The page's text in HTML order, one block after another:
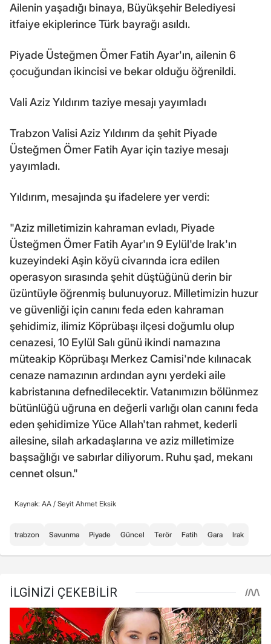
Ailenin yaşadığı binaya, Büyükşehir Belediyesi
itfaiye ekiplerince Türk bayrağı asıldı.
Piyade Üsteğmen Ömer Fatih Ayar'ın, ailenin 6
çocuğundan ikincisi ve bekar olduğu öğrenildi.
Vali Aziz Yıldırım taziye mesajı yayımladı
Trabzon Valisi Aziz Yıldırım da şehit Piyade
Üsteğmen Ömer Fatih Ayar için taziye mesajı
yayımladı.
Yıldırım, mesajında şu ifadelere yer verdi:
"Aziz milletimizin kahraman evladı, Piyade
Üsteğmen Ömer Fatih Ayar'ın 9 Eylül'de Irak'ın
kuzeyindeki Aşin köyü civarında icra edilen
operasyon sırasında şehit düştüğünü derin bir
üzüntüyle öğrenmiş bulunuyoruz. Milletimizin huzur
ve güvenliği için canını feda eden kahraman
şehidimiz, ilimiz Köprübaşı ilçesi doğumlu olup
cenazesi, 10 Eylül Salı günü ikindi namazına
müteakip Köprübaşı Merkez Camisi'nde kılınacak
cenaze namazının ardından aynı yerdeki aile
kabristanına defnedilecektir. Vatanımızın bölünmez
bütünlüğü uğruna en değerli varlığı olan canını feda
eden şehidimize Yüce Allah'tan rahmet, kederli
ailesine, silah arkadaşlarına ve aziz milletimize
başsağlığı ve sabırlar diliyorum. Ruhu şad, mekanı
cennet olsun."
Kaynak: AA / Seyit Ahmet Eksik
trabzon Savunma Piyade Güncel Terör Fatih Gara Irak